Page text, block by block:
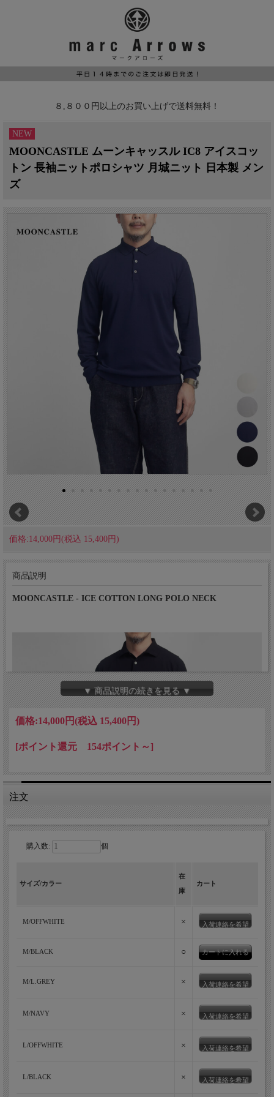
８,８００円以上のお買い上げで送料無料！
NEW
MOONCASTLE ムーンキャッスル IC8 アイスコッ
トン 長袖ニットポロシャツ 月城ニット 日本製 メン
ズ
価格:14,000円(税込 15,400円)
商品説明
MOONCASTLE - ICE COTTON LONG POLO NECK
しく着れる長袖ニットポロ。ビジネスシ
一着です。
MOONCASTLE春夏の定番、麻の様な涼しげなシャリ感のあるド
ライタッチで夏でもさらっと爽やかなアイスコットンシリーズの
長袖ポロニット。ニットと言えども暑苦しさはなくて、ジャケッ
▼ 商品説明の続きを見る ▼
価格:14,000円(税込 15,400円)
[ポイント還元 154ポイント～]
注文
購入数: 個
サイズ/カラー
在
庫
カート
M/OFFWHITE × 入荷連絡を希望
M/BLACK ○
M/L.GREY × 入荷連絡を希望
M/NAVY × 入荷連絡を希望
L/OFFWHITE × 入荷連絡を希望
L/BLACK × 入荷連絡を希望